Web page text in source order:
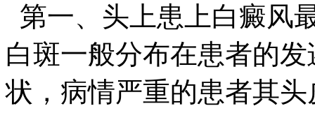
第一、头上患上白癜风
白斑一般分布在患者的
状，病情严重的患者其